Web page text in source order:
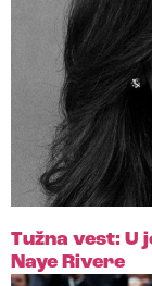
Tužna vest: U
Naye Rivere